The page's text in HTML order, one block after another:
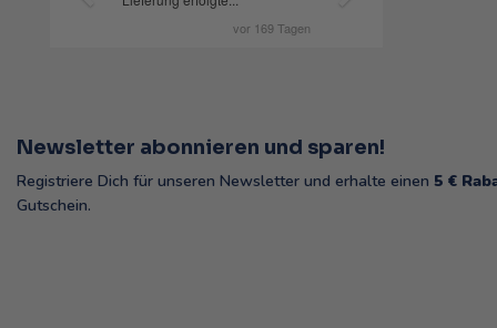
Newsletter abonnieren und sparen!
Registriere Dich für unseren Newsletter und erhalte einen 5 €
Gutschein.